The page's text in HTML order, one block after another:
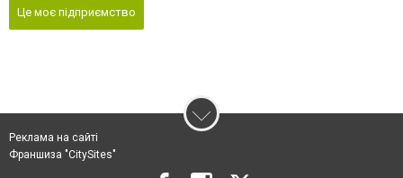
Це моє підприємство
Реклама на сайті
Франшиза "CitySites"